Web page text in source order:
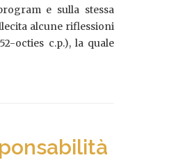
e sulla stessa
alcune riflessioni
octies c.p.), la quale